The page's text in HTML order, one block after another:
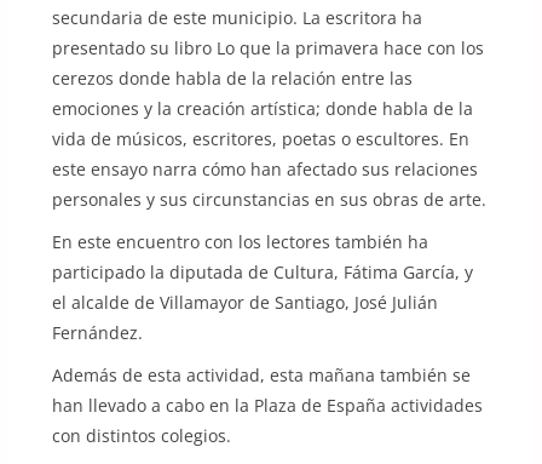
secundaria de este municipio. La escritora ha
presentado su libro Lo que la primavera hace con los
cerezos donde habla de la relación entre las
emociones y la creación artística; donde habla de la
vida de músicos, escritores, poetas o escultores. En
este ensayo narra cómo han afectado sus relaciones
personales y sus circunstancias en sus obras de arte.
En este encuentro con los lectores también ha
participado la diputada de Cultura, Fátima García, y
el alcalde de Villamayor de Santiago, José Julián
Fernández.
Además de esta actividad, esta mañana también se
han llevado a cabo en la Plaza de España actividades
con distintos colegios.